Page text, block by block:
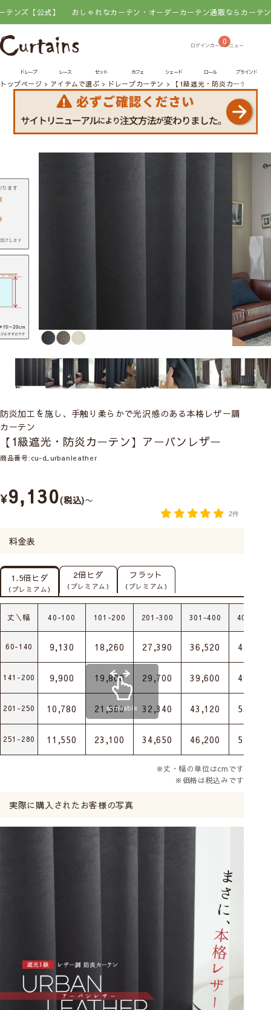
式】 おしゃれなカーテン・オーダーカーテン通販ならカーテンズ【公式】
0
ドレープ レース セット カフェ シェード ロール ブラインド
トップページ アイテムで選ぶ ドレープカーテン 【1級遮光・防炎カーテン】
防炎加工を施し、手触り柔らかで光沢感のある本格レザー調
カーテン
【1級遮光・防炎カーテン】アーバンレザー
商品番号 cu-d_urbanleather
¥9,130 税込 〜
2件
料金表
1.5倍ヒダ
（プレミアム）
2倍ヒダ
（プレミアム）
フラット
（プレミアム）
丈＼幅 40-100 101-200 201-300 301-400 401-500
60-140 9,130 18,260 27,390 36,520 45,650
141-200 9,900 19,800 29,700 39,600 49,500
201-250 10,780 21,560 32,340 43,120 53,900
251-280 11,550 23,100 34,650 46,200 57,750
scrollable
※丈・幅の単位はcmです
※価格は税込みです
実際に購入されたお客様の写真